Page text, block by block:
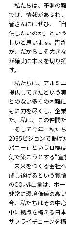
私たちは、予測の
では、情報があふれ
皆さんにはぜひ、「
供したいのか」とい
しいと思います。皆
が、だからこそ大き
が確実に未来を切り
す。
私たちは、アルミ
提供してきたという
とのない多くの困難
もに力を尽くし、企
た。私は、この仲間
そして今年、私た
2035ビジョンで掲げ
パニー」という目標
気で築こうとする“宣
「未来をつくる会社
成し遂げるという覚
のCO₂排出量は、ボ
非常に環境価値の高
今、私たちはその中
中に拠点を構える日
サプライチェーンを